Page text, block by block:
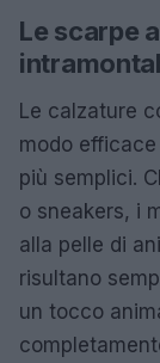
Le scarpe
Le calzature
modo
più semplici.
o sneakers, i
alla pelle di
risultano
un tocco